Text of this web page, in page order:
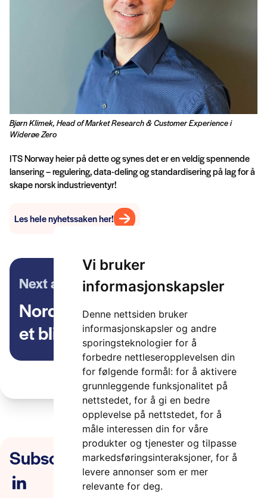
Vi bruker
informasjonskapsler
Denne nettsiden bruker
informasjonskapsler og andre
sporingsteknologier for å
forbedre nettleseropplevelsen din
for følgende formål: for å aktivere
grunnleggende funksjonalitet på
nettstedet, for å gi en bedre
opplevelse på nettstedet, for å
måle interessen din for våre
produkter og tjenester og tilpasse
markedsføringsinteraksjoner, for å
levere annonser som er mer
relevante for deg.
Bjørn Klimek, Head of Market Research & Customer Experience i
Widerøe Zero
ITS Norway heier på dette og synes det er en veldig spennende
lansering – regulering, data-deling og standardisering på lag for å
skape norsk industrieventyr!
Les hele nyhetssaken her!
Next article
Nordic+ strategi-workshop:
et blikk inn i fremtiden for
mobilitet
Subscribe to our newsletter